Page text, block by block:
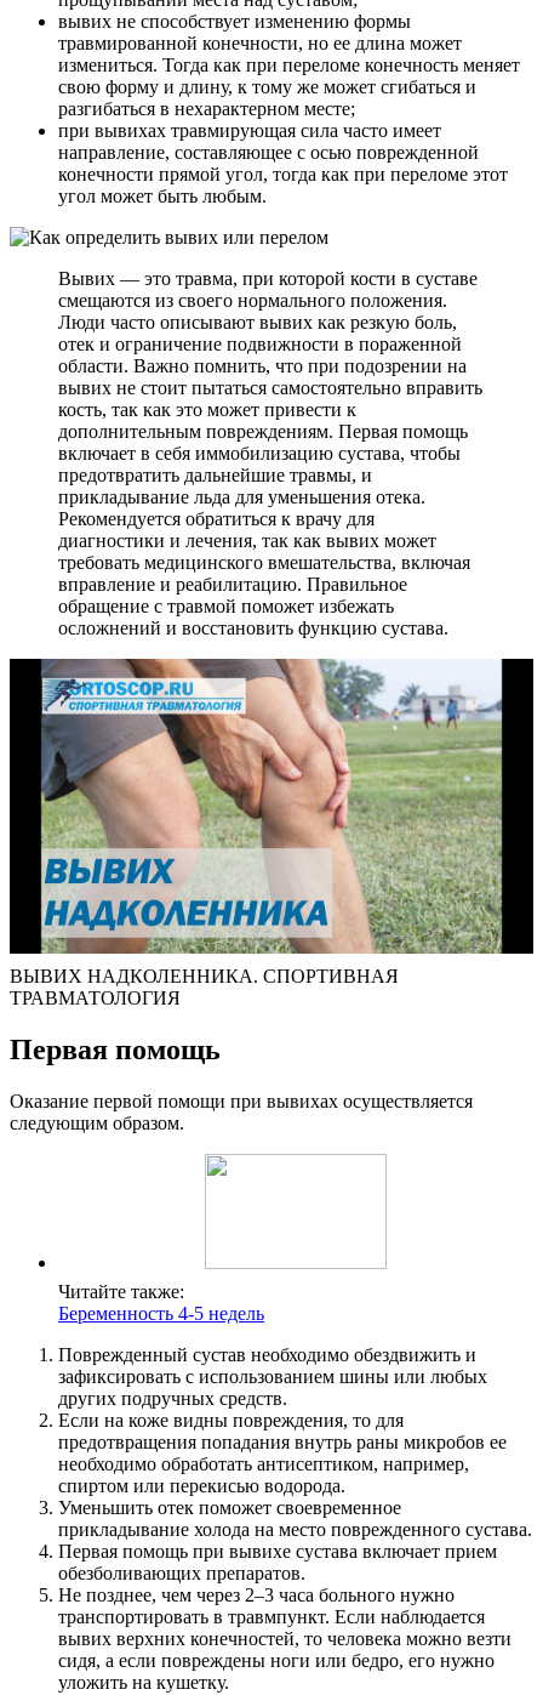
вывих не способствует изменению формы
травмированной конечности, но ее длина может
измениться. Тогда как при переломе конечность меняет
свою форму и длину, к тому же может сгибаться и
разгибаться в нехарактерном месте;
при вывихах травмирующая сила часто имеет
направление, составляющее с осью поврежденной
конечности прямой угол, тогда как при переломе этот
угол может быть любым.
Вывих — это травма, при которой кости в суставе
смещаются из своего нормального положения.
Люди часто описывают вывих как резкую боль,
отек и ограничение подвижности в пораженной
области. Важно помнить, что при подозрении на
вывих не стоит пытаться самостоятельно вправить
кость, так как это может привести к
дополнительным повреждениям. Первая помощь
включает в себя иммобилизацию сустава, чтобы
предотвратить дальнейшие травмы, и
прикладывание льда для уменьшения отека.
Рекомендуется обратиться к врачу для
диагностики и лечения, так как вывих может
требовать медицинского вмешательства, включая
вправление и реабилитацию. Правильное
обращение с травмой поможет избежать
осложнений и восстановить функцию сустава.
ВЫВИХ НАДКОЛЕННИКА. СПОРТИВНАЯ
ТРАВМАТОЛОГИЯ
Первая помощь
Оказание первой помощи при вывихах осуществляется
следующим образом.
Читайте также:
Беременность 4-5 недель
Поврежденный сустав необходимо обездвижить и
зафиксировать с использованием шины или любых
других подручных средств.
Если на коже видны повреждения, то для
предотвращения попадания внутрь раны микробов ее
необходимо обработать антисептиком, например,
спиртом или перекисью водорода.
Уменьшить отек поможет своевременное
прикладывание холода на место поврежденного сустава.
Первая помощь при вывихе сустава включает прием
обезболивающих препаратов.
Не позднее, чем через 2–3 часа больного нужно
транспортировать в травмпункт. Если наблюдается
вывих верхних конечностей, то человека можно везти
сидя, а если повреждены ноги или бедро, его нужно
уложить на кушетку.